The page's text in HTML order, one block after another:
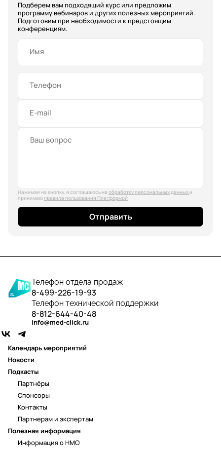
Подберем вам подходящий курс или предложим
программу вебинаров и других полезных мероприятий.
Подготовим при необходимости к предстоящим
конференциям.
Имя
Телефон
E-mail
Нажимая на кнопку, я соглашаюсь на обработку персональных данных и
принимаю правила пользования Платформой
Отправить
Телефон отдела продаж
8-499-226-19-93
Телефон технической поддержки
8-812-644-40-48
info@med-click.ru
Календарь мероприятий
Новости
Подкасты
Полезная информация
Информация о НМО
Партнёры
Спонсоры
Контакты
Партнерам и экспертам